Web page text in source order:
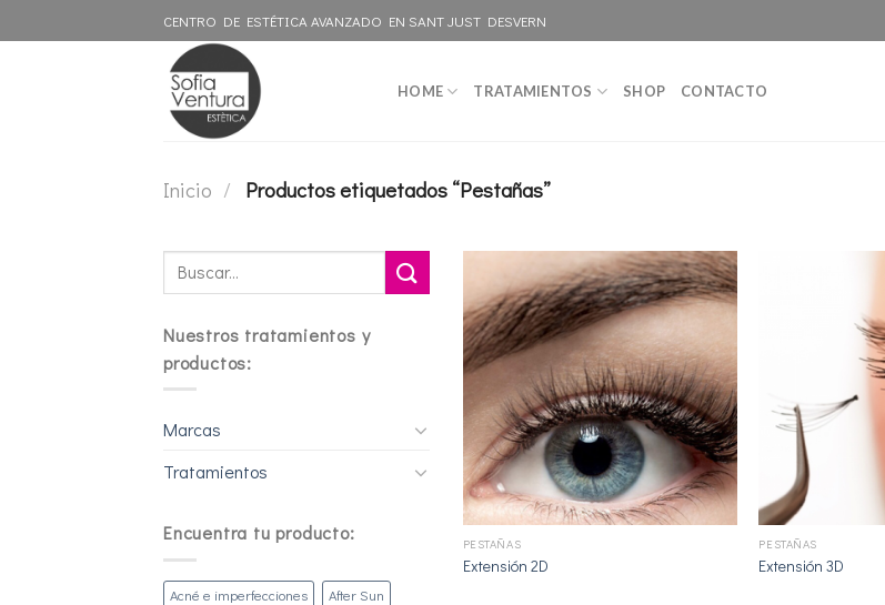
to
CENTRO DE ESTÉTICA AVANZADO EN SANT JUST DESVERN
HOME TRATAMIENTOS SHOP CONTACTO
Inicio / Productos etiquetados “Pestañas”
Buscar
por:
Nuestros tratamientos y
productos:
Marcas
Tratamientos
Encuentra tu producto:
Acné e imperfecciones
After Sun
+
PESTAÑAS
Extensión 2D
+
PESTAÑAS
Extensión 3D